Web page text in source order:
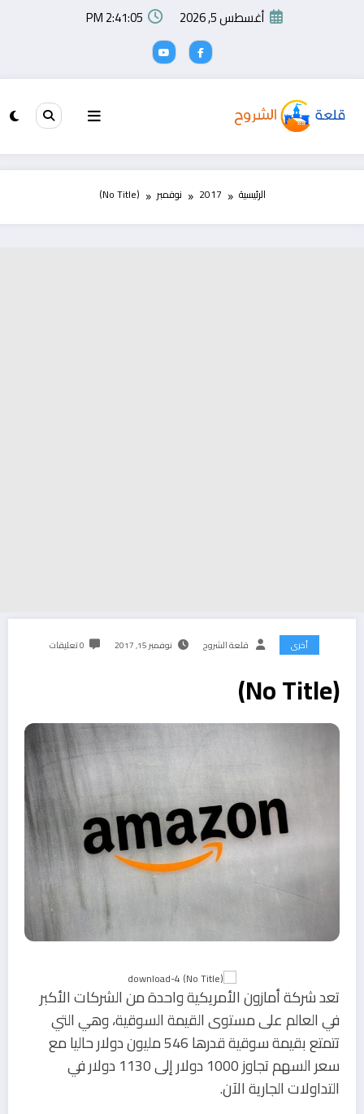
أغسطس 5, 2026 2:41:06 PM
الرئيسية 2017 نوفمبر (No Title)
أخرى قلعة الشروح نوفمبر 15, 2017 0 تعليقات
(No Title)
تعد شركة أمازون الأمريكية واحدة من الشركات الأكبر
في العالم على مستوى القيمة السوقية، وهي التي
تتمتع بقيمة سوقية قدرها 546 مليون دولار حاليا مع
سعر السهم تجاوز 1000 دولار إلى 1130 دولار في
التداولات الجارية الآن.